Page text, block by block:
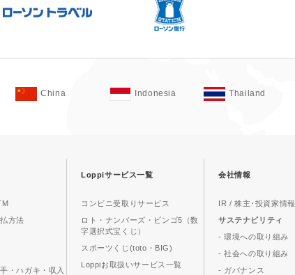
China Indonesia Thailand
方法
・ハガキ・収入
Loppiサービス一覧
コンビニ受取りサービス
ロト・ナンバーズ・ビンゴ5（数
字選択式宝くじ）
スポーツくじ(toto・BIG)
Loppiお取扱いサービス一覧
会社情報
IR / 株主･投資家情報
サステナビリティ
- 環境への取り組み
- 社会への取り組み
- ガバナンス